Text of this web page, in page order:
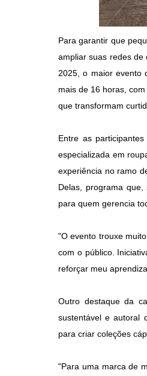
Para garantir que
ampliar suas redes de
2025, o maior evento
mais de 16 horas,
que transformam
Entre as
especializada em
experiência no ramo
Delas, programa
para quem gerencia
"O evento trouxe
com o público.
reforçar meu
Outro destaque da
sustentável e autoral
para criar coleções
"Para uma marca de